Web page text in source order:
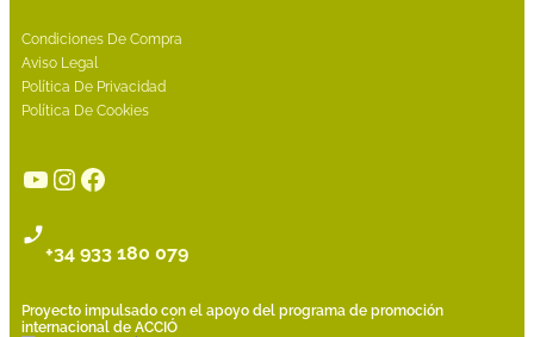
Condiciones De Compra
Aviso Legal
Política De Privacidad
Política De Cookies
YouTube
Instagram
Facebook
+34 933 180 079
Proyecto impulsado con el apoyo del programa de promoción
internacional de ACCIÓ